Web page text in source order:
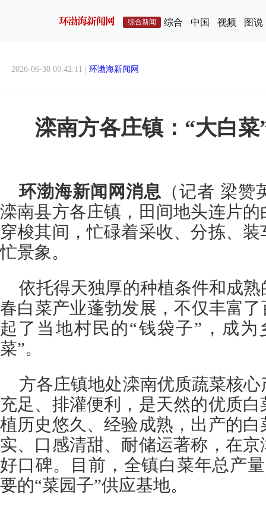
综合新闻 综合 中国 视频 图说
2026-06-30 09:42:11 | 环渤海新闻网
滦南方各庄镇：“大白菜
环渤海新闻网消息 （记者 梁
滦南县方各庄镇，田间地头连片
穿梭其间，忙碌着采收、分拣、
忙景象。
依托得天独厚的种植条件和成
春白菜产业蓬勃发展，不仅丰富
起了当地村民的“钱袋子”，成
菜”。
方各庄镇地处滦南优质蔬菜核
充足、排灌便利，是天然的优质
植历史悠久、经验成熟，出产的
实、口感清甜、耐储运著称，在
好口碑。目前，全镇白菜年总产
要的“菜园子”供应基地。